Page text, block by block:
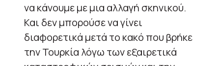
να κάνουμε με μια αλλαγή σκηνικού.
Και δεν μπορούσε να γίνει
διαφορετικά μετά το κακό που βρήκε
την Τουρκία λόγω των εξαιρετικά